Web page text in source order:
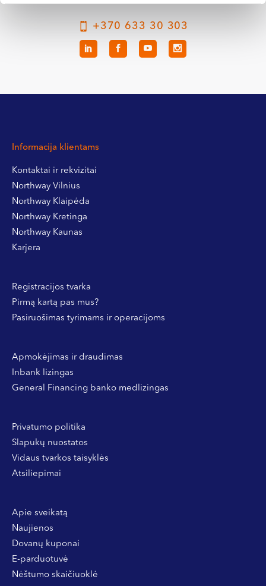
+370 633 30 303
Informacija klientams
Kontaktai ir rekvizitai
Northway Vilnius
Northway Klaipėda
Northway Kretinga
Northway Kaunas
Karjera
Registracijos tvarka
Pirmą kartą pas mus?
Pasiruošimas tyrimams ir operacijoms
Apmokėjimas ir draudimas
Inbank lizingas
General Financing banko medlizingas
Privatumo politika
Slapukų nuostatos
Vidaus tvarkos taisyklės
Atsiliepimai
Apie sveikatą
Naujienos
Dovanų kuponai
E-parduotuvė
Nėštumo skaičiuoklė